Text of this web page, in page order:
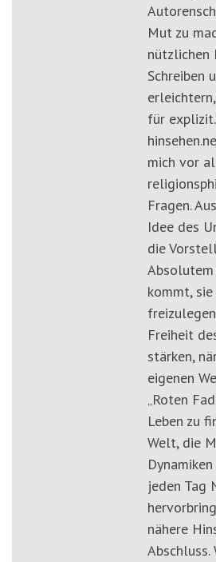
Mut zu
nützlichen
Schreiben
für
mich vor
Fragen.
Idee des
die
Absolutem
kommt,
Freiheit
stärken,
eigenen
„Roten
Leben zu
Welt, die
jeden Tag
nähere
Abschluss.